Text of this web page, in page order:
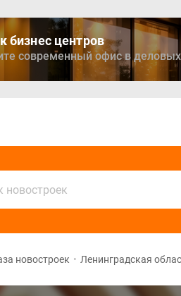
бизнес центров
современный офис в
новостроек
новостроек • Ленинградская